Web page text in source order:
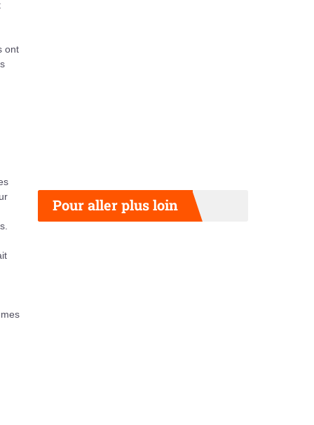
ont
Pour aller plus loin